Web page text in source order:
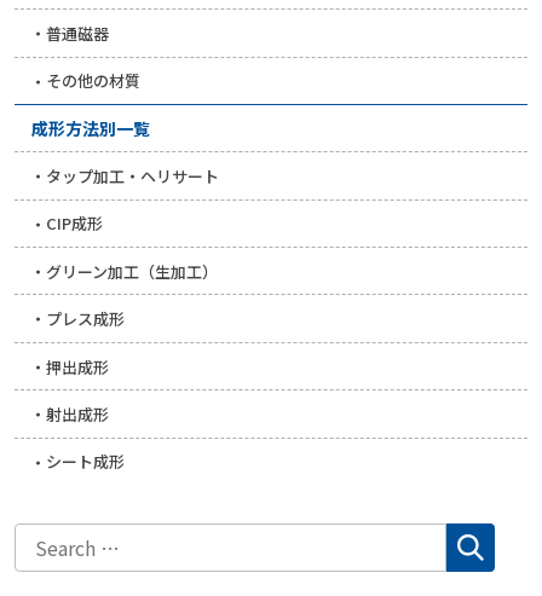
普通磁器
その他の材質
成形方法別一覧
タップ加工・ヘリサート
CIP成形
グリーン加工（生加工）
プレス成形
押出成形
射出成形
シート成形